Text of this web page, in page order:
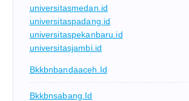
universitasmedan.id
universitaspadang.id
universitaspekanbaru.id
universitasjambi.id
Bkkbnbandaaceh.id
Bkkbnsabang.id